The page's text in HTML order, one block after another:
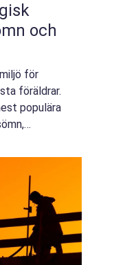
och
för
föräldrar.
populära